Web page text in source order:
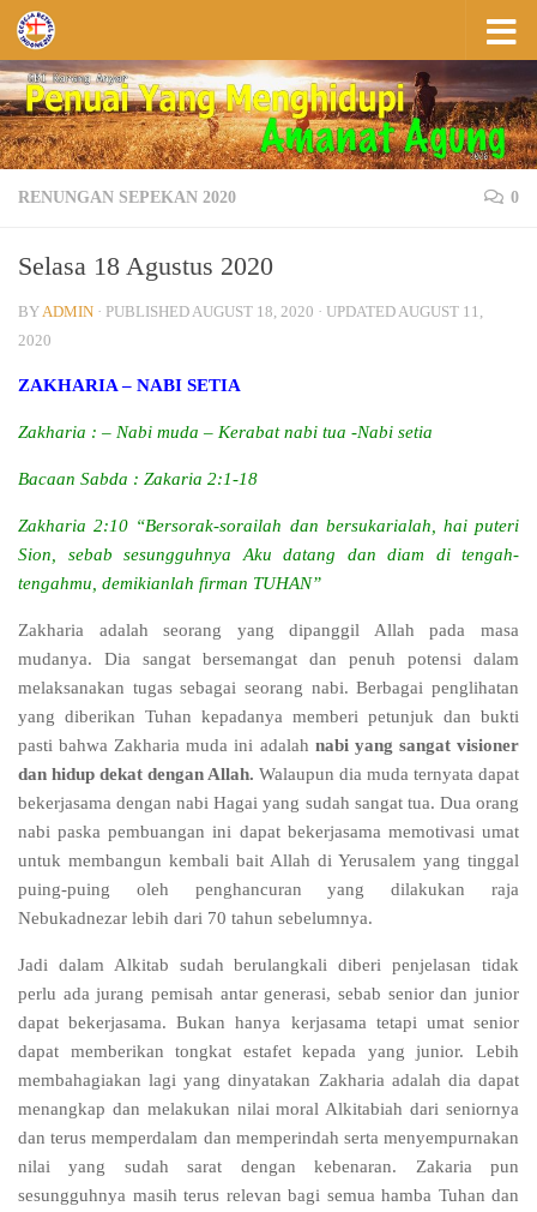
Skip to content
RENUNGAN SEPEKAN 2020 0
Selasa 18 Agustus 2020
BYADMIN · PUBLISHEDAUGUST 18, 2020 · UPDATEDAUGUST 11,
2020
ZAKHARIA – NABI SETIA
Zakharia : – Nabi muda – Kerabat nabi tua -Nabi setia
Bacaan Sabda : Zakaria 2:1-18
Zakharia 2:10 “Bersorak-sorailah dan bersukarialah, hai puteri
Sion, sebab sesungguhnya Aku datang dan diam di tengah-
tengahmu, demikianlah firman TUHAN”
Zakharia adalah seorang yang dipanggil Allah pada masa
mudanya. Dia sangat bersemangat dan penuh potensi dalam
melaksanakan tugas sebagai seorang nabi. Berbagai penglihatan
yang diberikan Tuhan kepadanya memberi petunjuk dan bukti
pasti bahwa Zakharia muda ini adalah nabi yang sangat visioner
dan hidup dekat dengan Allah. Walaupun dia muda ternyata dapat
bekerjasama dengan nabi Hagai yang sudah sangat tua. Dua orang
nabi paska pembuangan ini dapat bekerjasama memotivasi umat
untuk membangun kembali bait Allah di Yerusalem yang tinggal
puing-puing oleh penghancuran yang dilakukan raja
Nebukadnezar lebih dari 70 tahun sebelumnya.
Jadi dalam Alkitab sudah berulangkali diberi penjelasan tidak
perlu ada jurang pemisah antar generasi, sebab senior dan junior
dapat bekerjasama. Bukan hanya kerjasama tetapi umat senior
dapat memberikan tongkat estafet kepada yang junior. Lebih
membahagiakan lagi yang dinyatakan Zakharia adalah dia dapat
menangkap dan melakukan nilai moral Alkitabiah dari seniornya
dan terus memperdalam dan memperindah serta menyempurnakan
nilai yang sudah sarat dengan kebenaran. Zakaria pun
sesungguhnya masih terus relevan bagi semua hamba Tuhan dan